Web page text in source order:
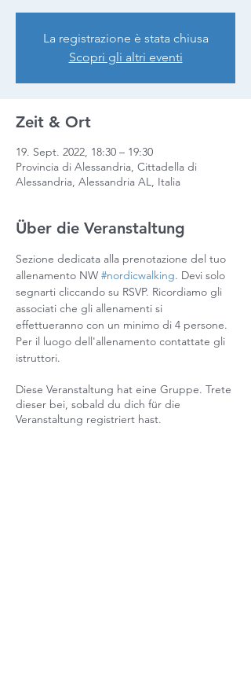
La registrazione è stata chiusa
Scopri gli altri eventi
Zeit & Ort
19. Sept. 2022, 18:30 – 19:30
Provincia di Alessandria, Cittadella di
Alessandria, Alessandria AL, Italia
Über die Veranstaltung
Sezione dedicata alla prenotazione del tuo
allenamento NW #nordicwalking. Devi solo
segnarti cliccando su RSVP. Ricordiamo gli
associati che gli allenamenti si
effettueranno con un minimo di 4 persone.
Per il luogo dell'allenamento contattate gli
istruttori.
Diese Veranstaltung hat eine Gruppe. Trete
dieser bei, sobald du dich für die
Veranstaltung registriert hast.